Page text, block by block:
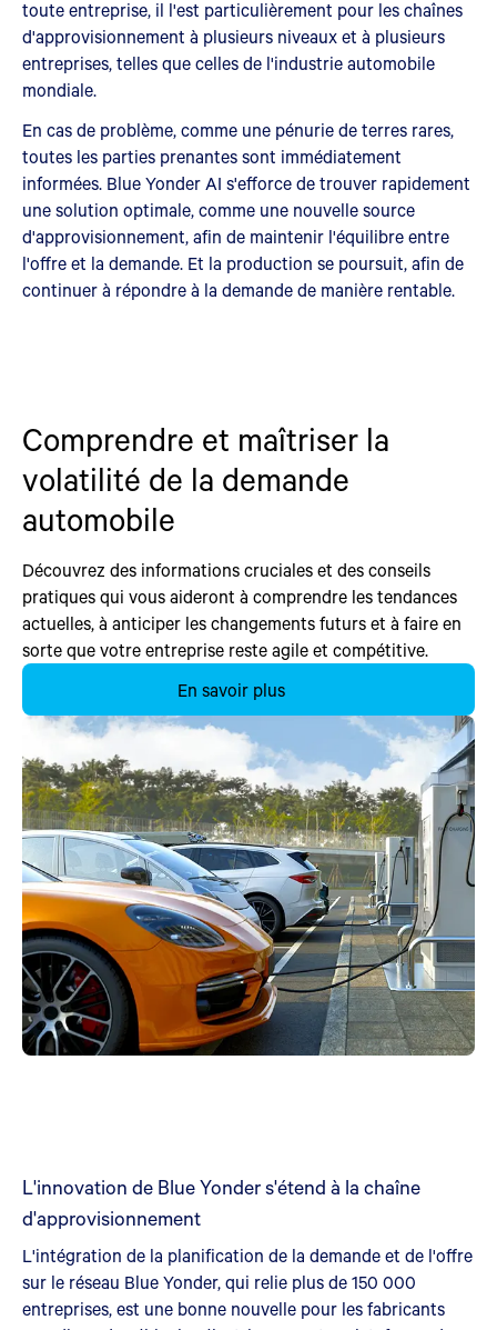
toute entreprise, il l'est particulièrement pour les chaînes
d'approvisionnement à plusieurs niveaux et à plusieurs
entreprises, telles que celles de l'industrie automobile
mondiale.
En cas de problème, comme une pénurie de terres rares,
toutes les parties prenantes sont immédiatement
informées. Blue Yonder AI s'efforce de trouver rapidement
une solution optimale, comme une nouvelle source
d'approvisionnement, afin de maintenir l'équilibre entre
l'offre et la demande. Et la production se poursuit, afin de
continuer à répondre à la demande de manière rentable.
Comprendre et maîtriser la
volatilité de la demande
automobile
Découvrez des informations cruciales et des conseils
pratiques qui vous aideront à comprendre les tendances
actuelles, à anticiper les changements futurs et à faire en
sorte que votre entreprise reste agile et compétitive.
En savoir plus
L'innovation de Blue Yonder s'étend à la chaîne
d'approvisionnement
L'intégration de la planification de la demande et de l'offre
sur le réseau Blue Yonder, qui relie plus de 150 000
entreprises, est une bonne nouvelle pour les fabricants